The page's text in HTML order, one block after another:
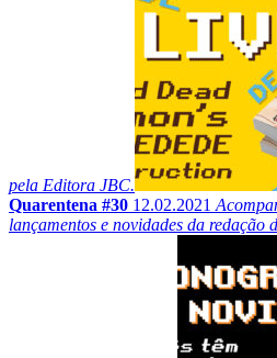
pela Editora JBC.
Quarentena #30 12.02.2021
lançamentos e novidades da redação